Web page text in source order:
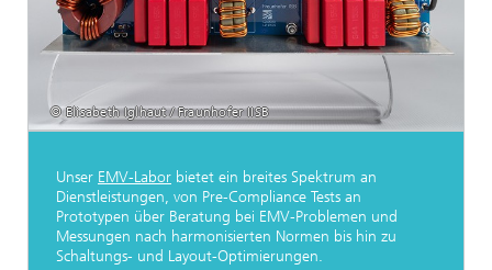
© Elisabeth Iglhaut / Fraunhofer IISB
Unser EMV-Labor bietet ein breites Spektrum an
Dienstleistungen, von Pre-Compliance Tests an
Prototypen über Beratung bei EMV-Problemen und
Messungen nach harmonisierten Normen bis hin zu
Schaltungs- und Layout-Optimierungen.